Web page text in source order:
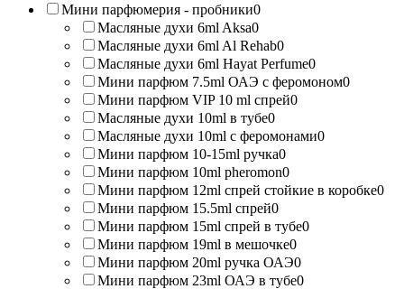
Мини парфюмерия - пробники0
Масляные духи 6ml Aksa0
Масляные духи 6ml Al Rehab0
Масляные духи 6ml Hayat Perfume0
Мини парфюм 7.5ml ОАЭ с феромоном0
Мини парфюм VIP 10 ml спрей0
Масляные духи 10ml в тубе0
Масляные духи 10ml с феромонами0
Мини парфюм 10-15ml ручка0
Мини парфюм 10ml pheromon0
Мини парфюм 12ml спрей стойкие в коробке0
Мини парфюм 15.5ml спрей0
Мини парфюм 15ml спрей в тубе0
Мини парфюм 19ml в мешочке0
Мини парфюм 20ml ручка ОАЭ0
Мини парфюм 23ml ОАЭ в тубе0